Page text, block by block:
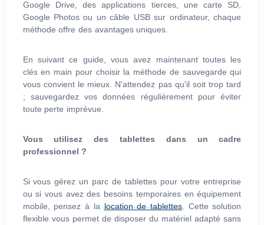
Google Drive, des applications tierces, une carte SD,
Google Photos ou un câble USB sur ordinateur, chaque
méthode offre des avantages uniques.
En suivant ce guide, vous avez maintenant toutes les
clés en main pour choisir la méthode de sauvegarde qui
vous convient le mieux. N'attendez pas qu'il soit trop tard
; sauvegardez vos données régulièrement pour éviter
toute perte imprévue.
Vous utilisez des tablettes dans un cadre
professionnel ?
Si vous gérez un parc de tablettes pour votre entreprise
ou si vous avez des besoins temporaires en équipement
mobile, pensez à la location de tablettes . Cette solution
flexible vous permet de disposer du matériel adapté sans